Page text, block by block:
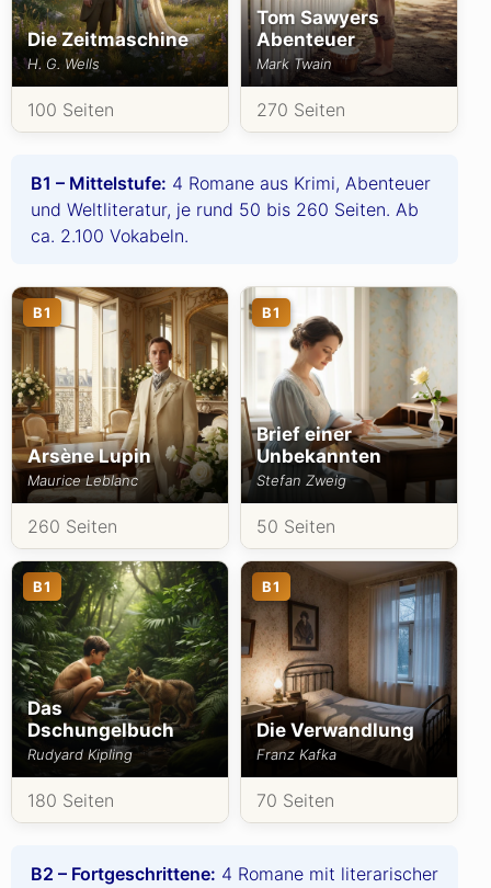
Die Zeitmaschine
H. G. Wells
100 Seiten
Tom Sawyers
Abenteuer
Mark Twain
270 Seiten
B1 – Mittelstufe: 4 Romane aus Krimi, Abenteuer
und Weltliteratur, je rund 50 bis 260 Seiten. Ab
ca. 2.100 Vokabeln.
B1
Arsène Lupin
Maurice Leblanc
260 Seiten
B1
Brief einer
Unbekannten
Stefan Zweig
50 Seiten
B1
Das
Dschungelbuch
Rudyard Kipling
180 Seiten
B1
Die Verwandlung
Franz Kafka
70 Seiten
B2 – Fortgeschrittene: 4 Romane mit literarischer